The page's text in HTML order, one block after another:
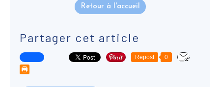
Retour à l'accueil
Partager cet article
Repost 0